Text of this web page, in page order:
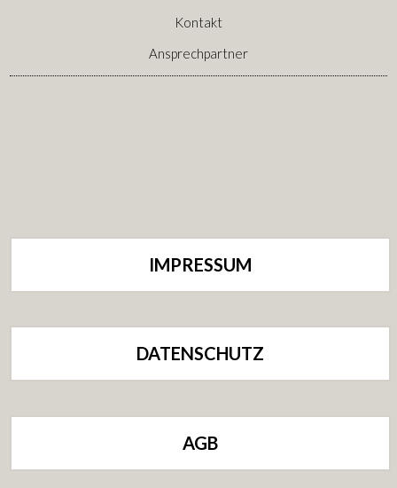
Kontakt
Ansprechpartner
IMPRESSUM
DATENSCHUTZ
AGB